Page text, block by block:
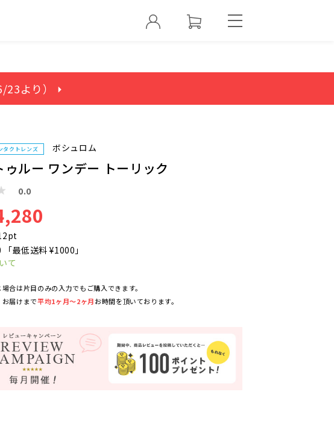
23より） ⏵
タクトレンズ ボシュロム
ゥルー ワンデー トーリック
0.0
最低送料 ¥1000」
て
合は片目のみの入力でもご購入できます。
届けまで平均1ヶ月～2ヶ月お時間を頂いております。